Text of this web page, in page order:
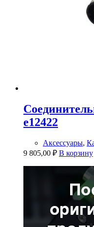
e12422
Аксессуары,
9 805,00 ₽ В корзину